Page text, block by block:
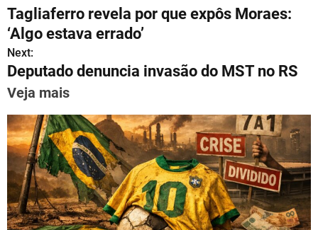
s
A
p
p
gr
a
m
e
b
o
k
l
e
e
n
e
o
s
t
a
v
i
g
Tagliaferro revela por que expôs Moraes:
‘Algo estava errado’
Next:
Deputado denuncia invasão do MST no RS
Veja mais